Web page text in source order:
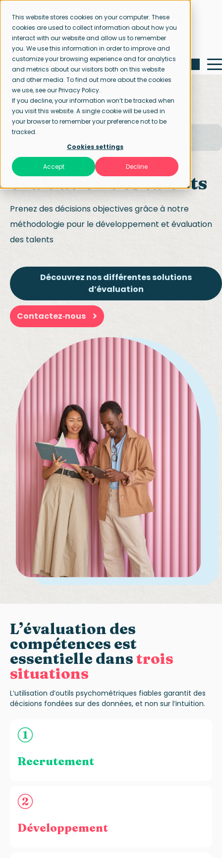
This website stores cookies on your computer. These
cookies are used to collect information about how you
interact with our website and allow us to remember
you. We use this information in order to improve and
customize your browsing experience and for analytics
and metrics about our visitors both on this website
and other media. To find out more about the cookies
we use, see our Privacy Policy.
If you decline, your information won’t be tracked when
you visit this website. A single cookie will be used in
your browser to remember your preference not to be
tracked.
Cookies settings
Accept Decline
Page d’accueil
Développement & évaluation des talents
Développement &
évaluation des talents
Prenez des décisions objectives grâce à notre
méthodologie pour le développement et évaluation
des talents
Découvrez nos différentes solutions
d’évaluation
Contactez‑nous
L’évaluation des
compétences est
essentielle danstrois
situations
L’utilisation d’outils psychométriques fiables garantit des
décisions fondées sur des données, et non sur l’intuition.
Recrutement
Développement